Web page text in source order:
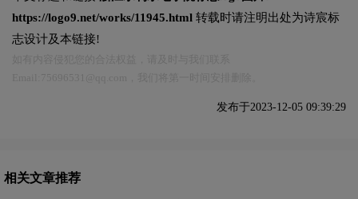
https://logo9.net/works/11945.html 转载时请注明出处为诗宸标
志设计及本链接!
发布于2023-12-05 09:39:29
相关文章推荐